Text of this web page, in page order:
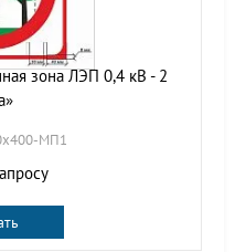
зона ЛЭП 0,4 кВ - 2
МП1